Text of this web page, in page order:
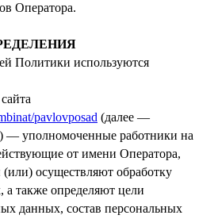
Оператора.
Политики используются
pavlovposad (далее —
— уполномоченные работники на
от имени Оператора,
осуществляют обработку
также определяют цели
данных, состав персональных